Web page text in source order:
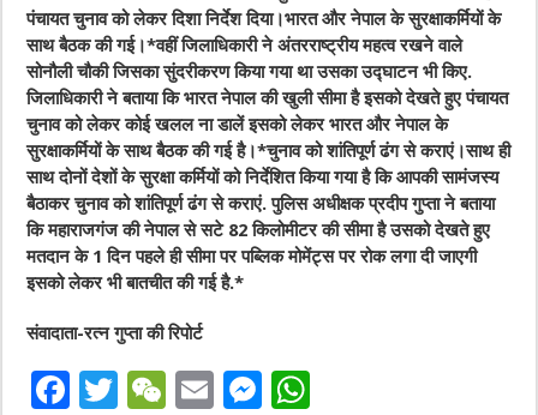
पंचायत चुनाव को लेकर दिशा निर्देश दिया।भारत और नेपाल के सुरक्षाकर्मियों के
साथ बैठक की गई।*वहीं जिलाधिकारी ने अंतरराष्ट्रीय महत्व रखने वाले
सोनौली चौकी जिसका सुंदरीकरण किया गया था उसका उद्घाटन भी किए.
जिलाधिकारी ने बताया कि भारत नेपाल की खुली सीमा है इसको देखते हुए पंचायत
चुनाव को लेकर कोई खलल ना डालें इसको लेकर भारत और नेपाल के
सुरक्षाकर्मियों के साथ बैठक की गई है।*चुनाव को शांतिपूर्ण ढंग से कराएं।साथ ही
साथ दोनों देशों के सुरक्षा कर्मियों को निर्देशित किया गया है कि आपकी सामंजस्य
बैठाकर चुनाव को शांतिपूर्ण ढंग से कराएं. पुलिस अधीक्षक प्रदीप गुप्ता ने बताया
कि महाराजगंज की नेपाल से सटे 82 किलोमीटर की सीमा है उसको देखते हुए
मतदान के 1 दिन पहले ही सीमा पर पब्लिक मोमेंट्स पर रोक लगा दी जाएगी
इसको लेकर भी बातचीत की गई है.*
संवादाता-रत्न गुप्ता की रिपोर्ट
F
T
W E
M